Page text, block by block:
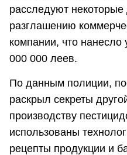
расследуют некоторые
разглашению
компании, что
000 000 леев.
По данным полиции,
раскрыл секреты
производству
использованы
рецепты продукции и